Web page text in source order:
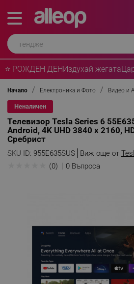
⭐ РОЖДЕН ДЕНИздухай жегата
Начало Електроника и Фото Видео и
Неналичен
Телевизор Tesla Series 6
Android, 4K UHD 3840 x 2160,
Сребрист
SKU ID: 955E635SUS Виж още от
(0) 0 Въпроса